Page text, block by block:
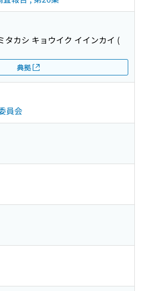
タカシ キョウイク イインカイ (
典拠
員会